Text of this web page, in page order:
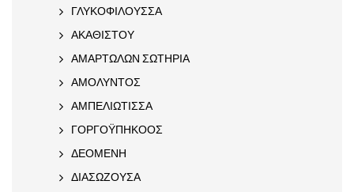
ΓΛΥΚΟΦΙΛΟΥΣΣΑ
ΑΚΑΘΙΣΤΟΥ
ΑΜΑΡΤΩΛΩΝ ΣΩΤΗΡΙΑ
ΑΜΟΛΥΝΤΟΣ
ΑΜΠΕΛΙΩΤΙΣΣΑ
ΓΟΡΓΟΫΠΗΚΟΟΣ
ΔΕΟΜΕΝΗ
ΔΙΑΣΩΖΟΥΣΑ